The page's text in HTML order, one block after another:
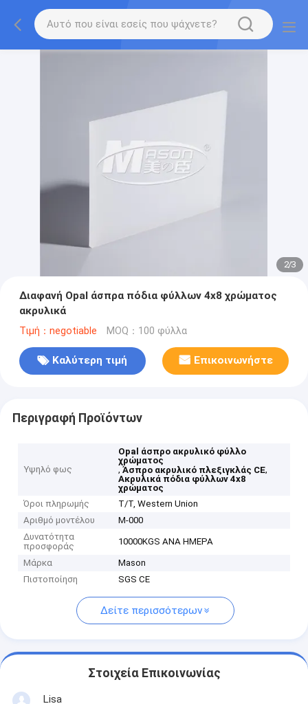
2/3
Διαφανή Opal άσπρα πόδια φύλλων 4x8 χρώματος
ακρυλικά
Τιμή：negotiable MOQ：100 φύλλα
Καλύτερη τιμή Επικοινωνήστε
Περιγραφή Προϊόντων
Υψηλό φως
Opal άσπρο ακρυλικό φύλλο
χρώματος
,Άσπρο ακρυλικό πλεξιγκλάς CE,
Ακρυλικά πόδια φύλλων 4x8
χρώματος
Όροι πληρωμής
T/T, Western Union
Αριθμό μοντέλου
Μ-000
Δυνατότητα
προσφοράς
10000KGS ΑΝΑ ΗΜΕΡΑ
Μάρκα
Mason
Πιστοποίηση
SGS CE
Δείτε περισσότερων
Στοιχεία Επικοινωνίας
Lisa